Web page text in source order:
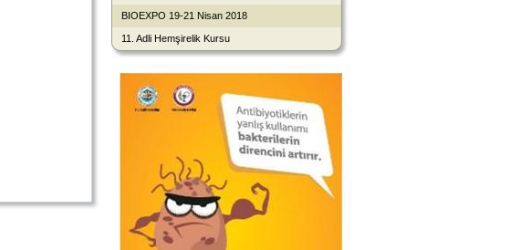
BIOEXPO 19-21 Nisan 2018
11. Adli Hemşirelik Kursu